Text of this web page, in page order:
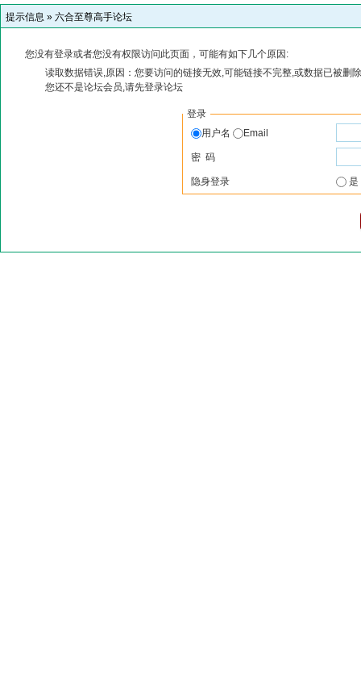
提示信息 » 六合至尊高手论坛
您没有登录或者您没有权限访问此页面，可能有如下几个原因:
读取数据错误,原因：您要访问的链接无效,可能链接不完整,或数据已被删
您还不是论坛会员,请先登录论坛
登录
用户名
Email
密 码
隐身登录